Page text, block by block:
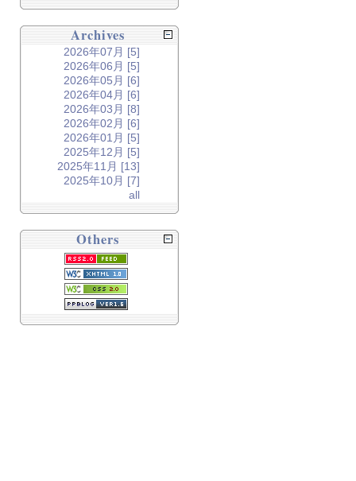
Archives
2026年07月 [5]
2026年06月 [5]
2026年05月 [6]
2026年04月 [6]
2026年03月 [8]
2026年02月 [6]
2026年01月 [5]
2025年12月 [5]
2025年11月 [13]
2025年10月 [7]
all
Others